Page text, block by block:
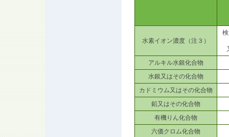
水素イオン濃度（注３）
アルキル水銀化合物
水銀又はその化合物
カドミウム又はその化合物
鉛又はその化合物
有機りん化合物
六価クロム化合物